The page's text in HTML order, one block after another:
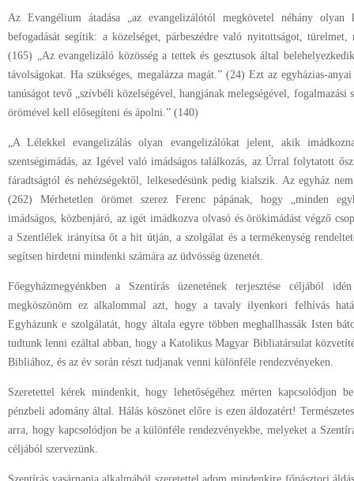
Az Evangélium átadása „az evangelizálótól megkövetel néhány olyan
befogadását segítik: a közelséget, párbeszédre való nyitottságot, türelmet,
(165) „Az evangelizáló közösség a tettek és gesztusok által
távolságokat. Ha szükséges, megalázza magát.” (24) Ezt az egyházias-
tanúságot tevő „szívbéli közelségével, hangjának melegségével, fogalmazási
örömével kell elősegíteni és ápolni.” (140)
„A Lélekkel evangelizálás olyan evangelizálókat jelent, akik
szentségimádás, az Igével való imádságos találkozás, az Úrral folytatott
fáradtságtól és nehézségektől, lelkesedésünk pedig kialszik. Az egyház
(262) Mérhetetlen örömet szerez Ferenc pápának, hogy „minden
imádságos, közbenjáró, az igét imádkozva olvasó és örökimádást végző
a Szentlélek irányítsa őt a hit útján, a szolgálat és a termékenység
segítsen hirdetni mindenki számára az üdvösség üzenetét.
Főegyházmegyénkben a Szentírás üzenetének terjesztése céljából
megköszönöm ez alkalommal azt, hogy a tavaly ilyenkori felhívás
Egyházunk e szolgálatát, hogy általa egyre többen meghallhassák Isten
tudtunk lenni ezáltal abban, hogy a Katolikus Magyar Bibliatársulat
Bibliához, és az év során részt tudjanak venni különféle rendezvényeken.
Szeretettel kérek mindenkit, hogy lehetőségéhez mérten kapcsolódjon
pénzbeli adomány által. Hálás köszönet előre is ezen áldozatért!
arra, hogy kapcsolódjon be a különféle rendezvényekbe, melyeket a
céljából szervezünk.